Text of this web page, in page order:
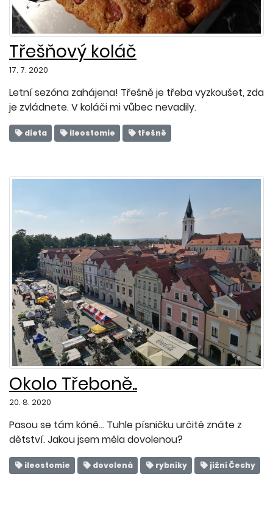
Třešňový koláč
17. 7. 2020
Letní sezóna zahájena! Třešně je třeba vyzkoušet, zda
je zvládnete. V koláči mi vůbec nevadily.
dieta ileostomie třešně
Okolo Třeboně..
20. 8. 2020
Pasou se tám kóně... Tuhle písničku určitě znáte z
dětství. Jakou jsem měla dovolenou?
ileostomie dovolená rybníky jižní Čechy